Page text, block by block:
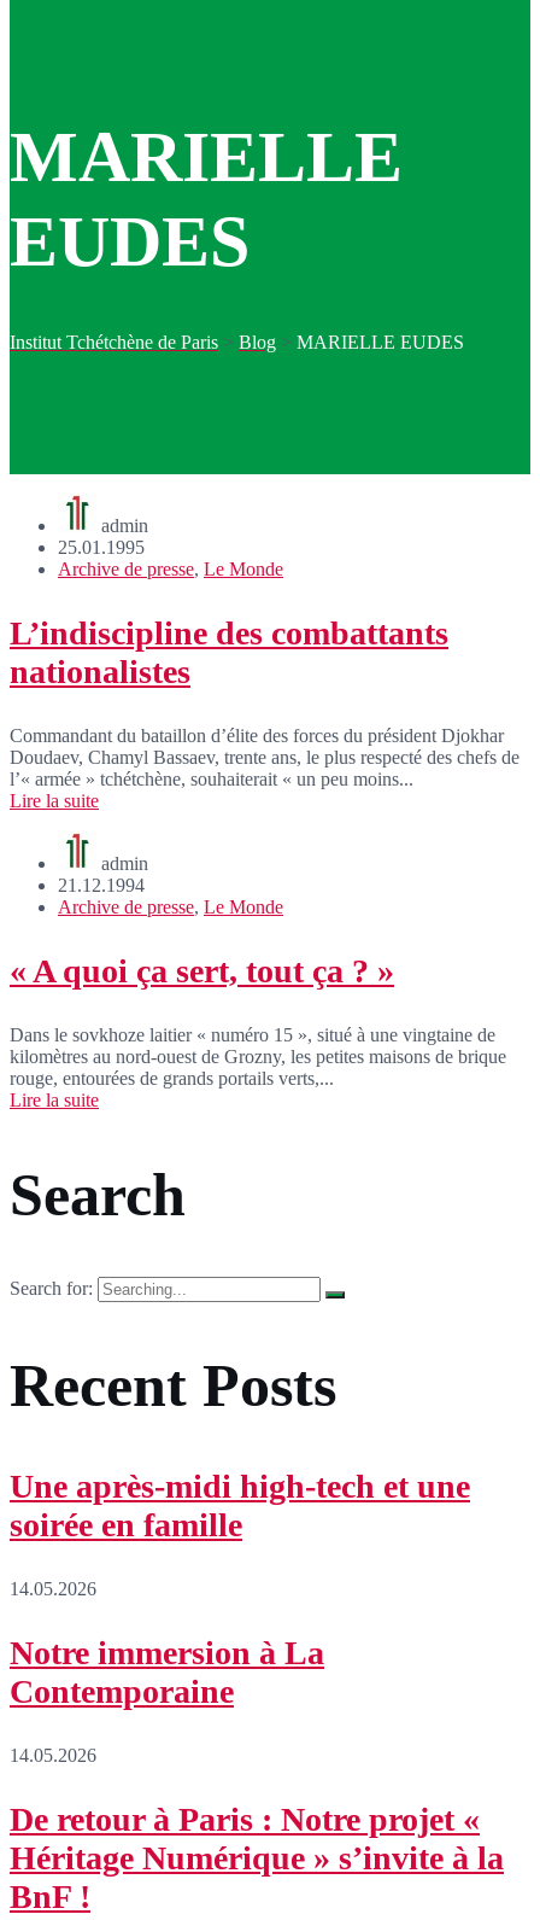
MARIELLE
EUDES
Institut Tchétchène de Paris > Blog > MARIELLE EUDES
admin
25.01.1995
Archive de presse, Le Monde
L’indiscipline des combattants
nationalistes
Commandant du bataillon d’élite des forces du président Djokhar
Doudaev, Chamyl Bassaev, trente ans, le plus respecté des chefs de
l’« armée » tchétchène, souhaiterait « un peu moins...
Lire la suite
admin
21.12.1994
Archive de presse, Le Monde
« A quoi ça sert, tout ça ? »
Dans le sovkhoze laitier « numéro 15 », situé à une vingtaine de
kilomètres au nord-ouest de Grozny, les petites maisons de brique
rouge, entourées de grands portails verts,...
Lire la suite
Search
Search for:
Recent Posts
Une après-midi high-tech et une
soirée en famille
14.05.2026
Notre immersion à La
Contemporaine
14.05.2026
De retour à Paris : Notre projet «
Héritage Numérique » s’invite à la
BnF !